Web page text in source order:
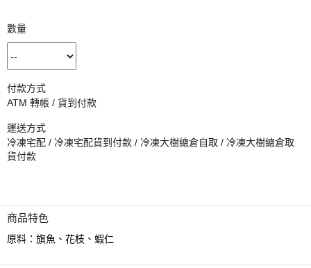
數量
付款方式
ATM 轉帳 / 貨到付款
運送方式
冷凍宅配 / 冷凍宅配貨到付款 / 冷凍大樹總倉自取 / 冷凍大樹總倉取
貨付款
商品特色
原料：旗魚、花枝、蝦仁